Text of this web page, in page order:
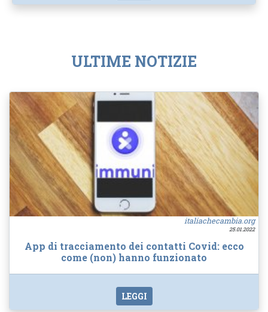
ULTIME NOTIZIE
italiachecambia.org
25.01.2022
App di tracciamento dei contatti Covid: ecco
come (non) hanno funzionato
LEGGI